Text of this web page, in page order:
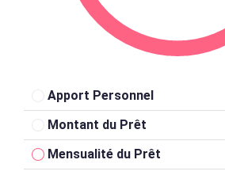
Apport Personnel
Montant du Prêt
Mensualité du Prêt